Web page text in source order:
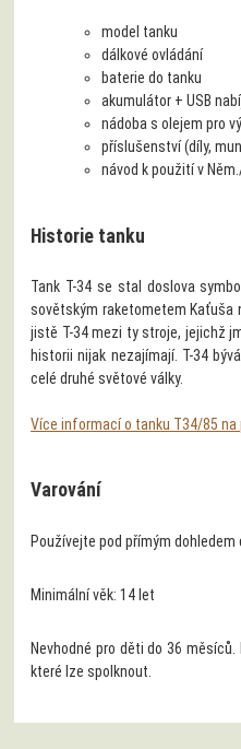
model tanku
dálkové ovládání
baterie do tanku
akumulátor + USB
nádoba s olejem pro
příslušenství (díly,
návod k použití v Něm./
Historie tanku
Tank T-34 se stal doslova
sovětským raketometem Kaťuša
jistě T-34 mezi ty stroje, jejichž
historii nijak nezajímají. T-34
celé druhé světové války.
Více informací o tanku T34/85 na
Varování
Používejte pod přímým dohledem
Minimální věk: 14 let
Nevhodné pro děti do 36
které lze spolknout.